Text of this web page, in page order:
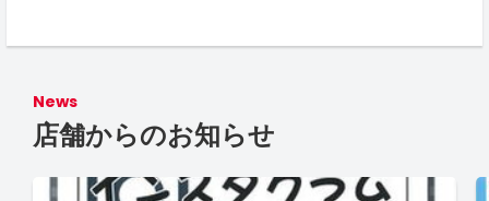
News
店舗からのお知らせ